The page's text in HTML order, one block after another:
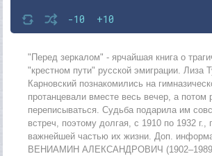
-10 +10
"Перед зеркалом" - ярчайшая книга о
"крестном пути" русской эмиграции. Лиза
Карновский познакомились на
протанцевали вместе весь вечер, а потом
переписываться. Судьба подарила им
встреч, поэтому долгая, с 1910 по 1932 г.,
важнейшей частью их жизни. Доп.
ВЕНИАМИН АЛЕКСАНДРОВИЧ